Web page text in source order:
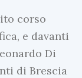
corso
e davanti
Di
di Brescia